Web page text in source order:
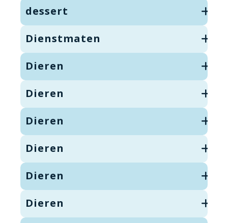
dessert
Dienstmaten
Dieren
Dieren
Dieren
Dieren
Dieren
Dieren